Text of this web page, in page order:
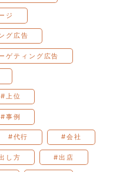
ジ
グ広告
ゲティング広告
#上位
#事例
#代行 #会社
し方 #出店